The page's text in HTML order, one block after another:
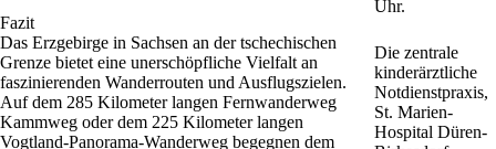
Fazit
Das Erzgebirge in Sachsen an der tschechischen
Grenze bietet eine unerschöpfliche Vielfalt an
faszinierenden Wanderrouten und Ausflugszielen.
Auf dem 285 Kilometer langen Fernwanderweg
Kammweg oder dem 225 Kilometer langen
Vogtland-Panorama-Wanderweg begegnen dem
Uhr.
Die zentrale
kinderärztliche
Notdienstpraxis,
St. Marien-
Hospital Düren-